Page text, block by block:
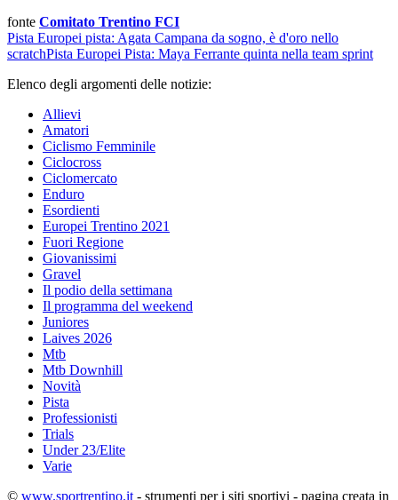
fonte Comitato Trentino FCI
Pista Europei pista: Agata Campana da sogno, è d'oro nello
scratchPista Europei Pista: Maya Ferrante quinta nella team sprint
Elenco degli argomenti delle notizie:
Allievi
Amatori
Ciclismo Femminile
Ciclocross
Ciclomercato
Enduro
Esordienti
Europei Trentino 2021
Fuori Regione
Giovanissimi
Gravel
Il podio della settimana
Il programma del weekend
Juniores
Laives 2026
Mtb
Mtb Downhill
Novità
Pista
Professionisti
Trials
Under 23/Elite
Varie
© www.sportrentino.it - strumenti per i siti sportivi - pagina creata in